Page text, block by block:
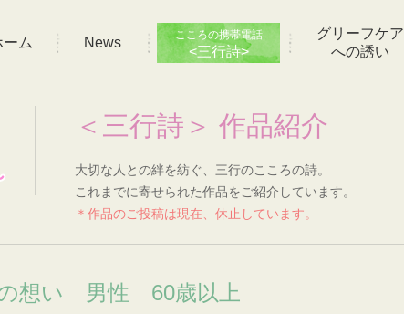
ーム News こころの携帯電話
<三行詩>
グリーフケア
への誘い
＜三行詩＞ 作品紹介
大切な人との絆を紡ぐ、三行のこころの詩。
これまでに寄せられた作品をご紹介しています。
＊作品のご投稿は現在、休止しています。
想い 男性 60歳以上